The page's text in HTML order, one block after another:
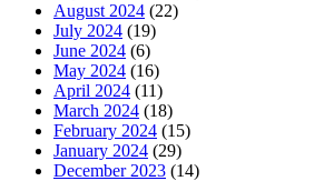
August 2024 (22)
July 2024 (19)
June 2024 (6)
May 2024 (16)
April 2024 (11)
March 2024 (18)
February 2024 (15)
January 2024 (29)
December 2023 (14)